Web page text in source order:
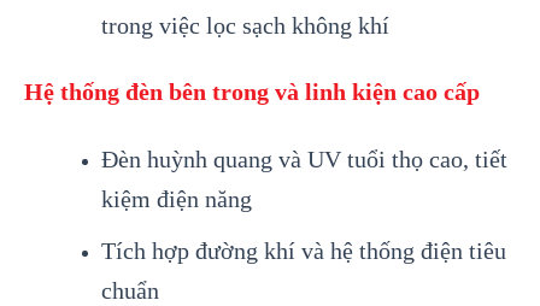
trong việc lọc sạch không khí
Hệ thống đèn bên trong và linh kiện cao cấp
Đèn huỳnh quang và UV tuổi thọ cao, tiết
kiệm điện năng
Tích hợp đường khí và hệ thống điện tiêu
chuẩn